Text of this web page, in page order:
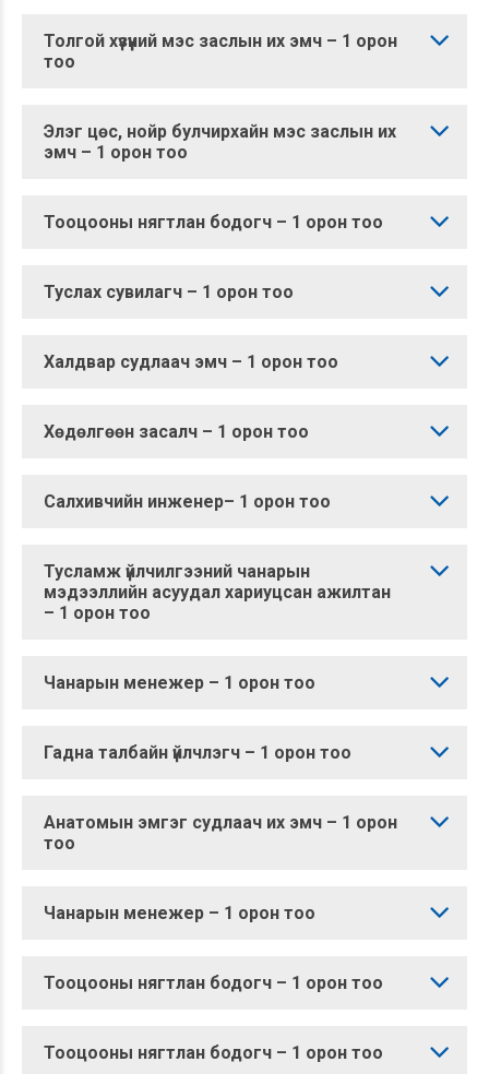
Толгой хүзүүний мэс заслын их эмч – 1 орон
тоо
Элэг цөс, нойр булчирхайн мэс заслын их
эмч – 1 орон тоо
Тооцооны нягтлан бодогч – 1 орон тоо
Туслах сувилагч – 1 орон тоо
Халдвар судлаач эмч – 1 орон тоо
Хөдөлгөөн засалч – 1 орон тоо
Салхивчийн инженер– 1 орон тоо
Тусламж үйлчилгээний чанарын
мэдээллийн асуудал хариуцсан ажилтан
– 1 орон тоо
Чанарын менежер – 1 орон тоо
Гадна талбайн үйлчлэгч – 1 орон тоо
Анатомын эмгэг судлаач их эмч – 1 орон
тоо
Чанарын менежер – 1 орон тоо
Тооцооны нягтлан бодогч – 1 орон тоо
Тооцооны нягтлан бодогч – 1 орон тоо